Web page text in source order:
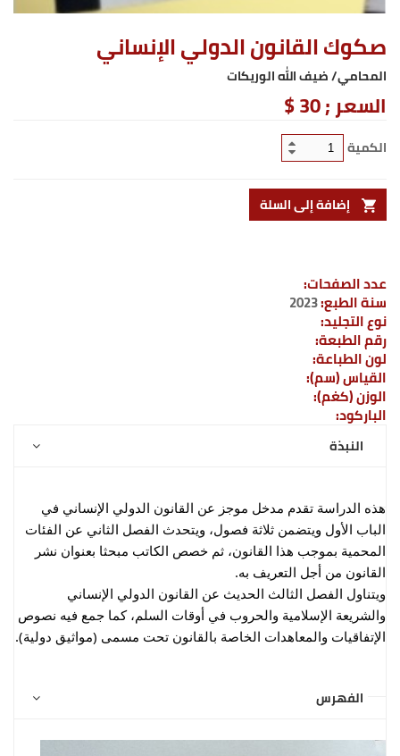
صكوك القانون الدولي الإنساني
المحامي/ ضيف الله الوريكات
السعر ;30 $
الكمية
إضافة إلى السلة
عدد الصفحات:
سنة الطبع:
نوع التجليد:
رقم الطبعة:
لون الطباعة:
القياس (سم):
الوزن (كغم):
الباركود:
النبذة
هذه الدراسة تقدم مدخل موجز عن القانون الدولي الإنساني في
الباب الأول ويتضمن ثلاثة فصول، ويتحدث الفصل الثاني عن الفئات
المحمية بموجب هذا القانون، ثم خصص الكاتب مبحثا بعنوان نشر
القانون من أجل التعريف به.
ويتناول الفصل الثالث الحديث عن القانون الدولي الإنساني
والشريعة الإسلامية والحروب في أوقات السلم، كما جمع فيه نصوص
الإتفاقيات والمعاهدات الخاصة بالقانون تحت مسمى (مواثيق دولية).
الفهرس